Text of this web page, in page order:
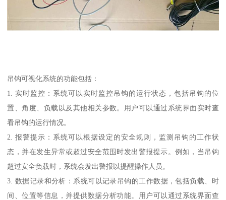
吊钩可视化系统的功能包括：
1. 实时监控：系统可以实时监控吊钩的运行状态，包括吊钩的位
置、角度、负载以及其他相关参数。用户可以通过系统界面实时查
看吊钩的运行情况。
2. 报警提示：系统可以根据设定的安全规则，监测吊钩的工作状
态，并在发生异常或超过安全范围时发出警报提示。例如，当吊钩
超过安全负载时，系统会发出警报以提醒操作人员。
3. 数据记录和分析：系统可以记录吊钩的工作数据，包括负载、时
间、位置等信息，并提供数据分析功能。用户可以通过系统界面查